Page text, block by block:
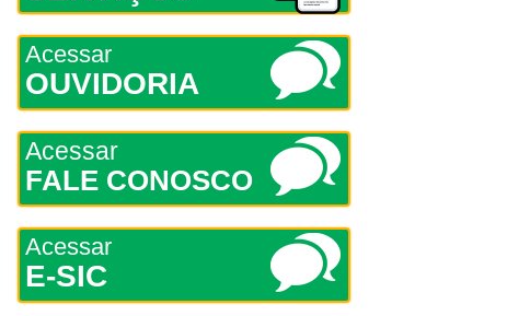
Acessar
OUVIDORIA
Acessar
FALE CONOSCO
Acessar
E-SIC